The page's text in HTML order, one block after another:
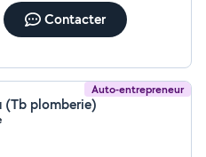
Contacter
Auto-entrepreneur
(Tb plomberie)